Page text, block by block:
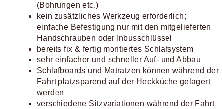
(Bohrungen etc.)
kein zusätzliches Werkzeug erforderlich;
einfache Befestigung nur mit den mitgelieferten
Handschrauben oder Inbusschlüssel
bereits fix & fertig montiertes Schlafsystem
sehr einfacher und schneller Auf- und Abbau
Schlafboards und Matratzen können während der
Fahrt platzsparend auf der Heckküche gelagert
werden
verschiedene Sitzvariationen während der Fahrt